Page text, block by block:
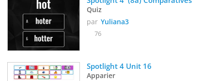
Quiz
par Yuliana3
76
Spotlight 4 Unit 16
Apparier